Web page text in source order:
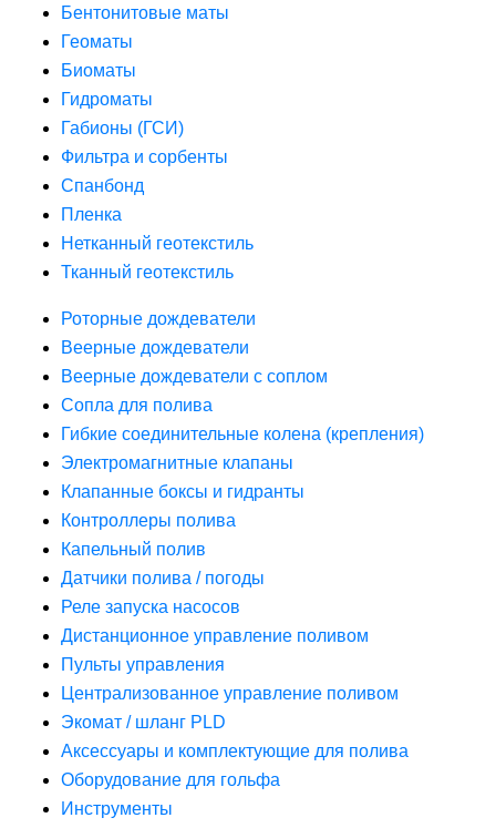
Бентонитовые маты
Геоматы
Биоматы
Гидроматы
Габионы (ГСИ)
Фильтра и сорбенты
Спанбонд
Пленка
Нетканный геотекстиль
Тканный геотекстиль
Роторные дождеватели
Веерные дождеватели
Веерные дождеватели с соплом
Сопла для полива
Гибкие соединительные колена (крепления)
Электромагнитные клапаны
Клапанные боксы и гидранты
Контроллеры полива
Капельный полив
Датчики полива / погоды
Реле запуска насосов
Дистанционное управление поливом
Пульты управления
Централизованное управление поливом
Экомат / шланг PLD
Аксессуары и комплектующие для полива
Оборудование для гольфа
Инструменты